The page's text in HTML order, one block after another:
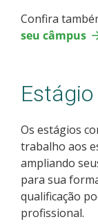
Equipes de
Confira
seu câmpus
Os estágios
trabalho aos
ampliando
para sua
qualificação
profissional.